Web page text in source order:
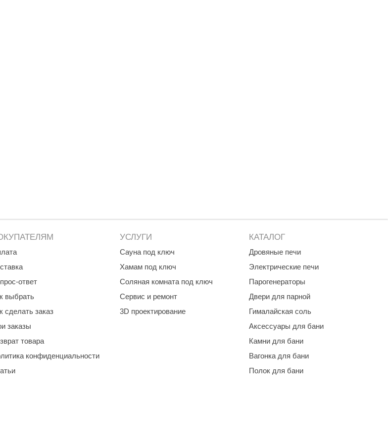
ответ
выбрать
сделать заказ
заказы
товара
конфиденциальности
УСЛУГИ
Сауна под ключ
Хамам под ключ
Соляная комната под ключ
Сервис и ремонт
3D проектирование
КАТАЛОГ
Дровяные печи
Электрические печи
Парогенераторы
Двери для парной
Гималайская соль
Аксессуары для бани
Камни для бани
Вагонка для бани
Полок для бани